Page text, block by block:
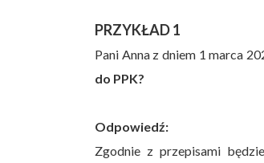
PRZYKŁAD 1
Pani Anna z dniem 1 marca
do PPK?
Odpowiedź:
Zgodnie z przepisami